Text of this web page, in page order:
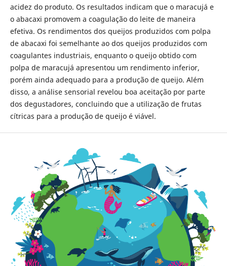
acidez do produto. Os resultados indicam que o maracujá e
o abacaxi promovem a coagulação do leite de maneira
efetiva. Os rendimentos dos queijos produzidos com polpa
de abacaxi foi semelhante ao dos queijos produzidos com
coagulantes industriais, enquanto o queijo obtido com
polpa de maracujá apresentou um rendimento inferior,
porém ainda adequado para a produção de queijo. Além
disso, a análise sensorial revelou boa aceitação por parte
dos degustadores, concluindo que a utilização de frutas
cítricas para a produção de queijo é viável.